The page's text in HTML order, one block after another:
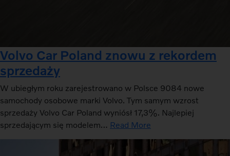
Volvo Car Poland znowu z rekordem
sprzedaży
W ubiegłym roku zarejestrowano w Polsce 9084 nowe
samochody osobowe marki Volvo. Tym samym wzrost
sprzedaży Volvo Car Poland wyniósł 17,3%. Najlepiej
sprzedającym się modelem… Read More